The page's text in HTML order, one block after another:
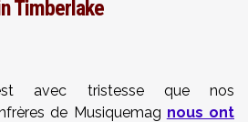
Timberlake
avec tristesse que nos
de Musiquemag nous ont